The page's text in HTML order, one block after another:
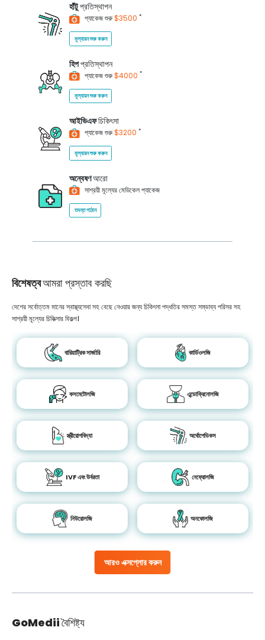
হাঁটুপ্রতিস্থাপন
প্যাকেজ শুরু$3500 *
মূল্যায়ন শুরু করুন
হিপপ্রতিস্থাপন
প্যাকেজ শুরু$4000 *
মূল্যায়ন শুরু করুন
আইভিএফচিকিৎসা
প্যাকেজ শুরু$3200 *
মূল্যায়ন শুরু করুন
অন্বেষণআরো
সাশ্রয়ী মূল্যের মেডিকেল প্যাকেজ
তদন্ত পাঠান
বিশেষত্বআমরা প্রস্তাব করছি
আরও এক্সপ্লোর করুন
দেশের সর্বোত্তম মানের স্বাস্থ্যসেবা সহ বেছে নেওয়ার জন্য চিকিৎসা পদ্ধতির সমস্ত সম্ভাব্য পরিসর সহ
সাশ্রয়ী মূল্যের চিকিত্সার বিকল্প।
বারিয়াট্রিক সার্জারি কার্ডিওলজি
কসমেটোলজি এন্ডোক্রিনোলজি
স্ত্রীরোগবিদ্যা অর্থোপেডিকস
IVF এবং উর্বরতা নেফ্রোলজি
নিউরোলজি অনকোলজি
GoMediiবৈশিষ্ট্য